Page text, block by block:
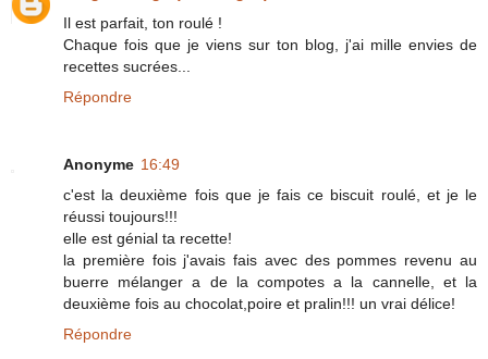
Il est parfait, ton roulé !
Chaque fois que je viens sur ton blog, j'ai mille envies de
recettes sucrées...
Répondre
Anonyme 16:49
c'est la deuxième fois que je fais ce biscuit roulé, et je le
réussi toujours!!!
elle est génial ta recette!
la première fois j'avais fais avec des pommes revenu au
buerre mélanger a de la compotes a la cannelle, et la
deuxième fois au chocolat,poire et pralin!!! un vrai délice!
Répondre